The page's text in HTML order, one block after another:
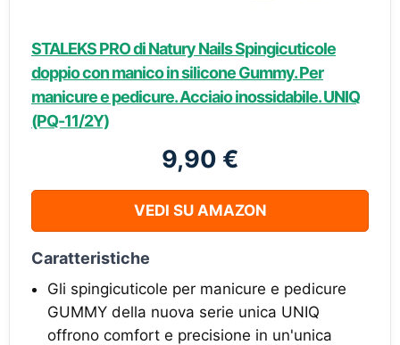
STALEKS PRO di Natury Nails Spingicuticole
doppio con manico in silicone Gummy. Per
manicure e pedicure. Acciaio inossidabile. UNIQ
(PQ-11/2Y)
9,90 €
VEDI SU AMAZON
Caratteristiche
Gli spingicuticole per manicure e pedicure
GUMMY della nuova serie unica UNIQ
offrono comfort e precisione in un'unica